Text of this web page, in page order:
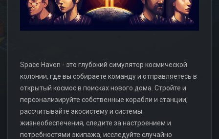
Space Haven - это глубокий симулятор космической
колонии, где вы собираете команду и отправляетесь в
открытый космос в поисках нового дома. Стройте и
персонализируйте собственные корабли и станции,
рассчитывайте экосистему и системы
жизнеобеспечения, следите за настроением и
потребностями экипажа, исследуйте случайно